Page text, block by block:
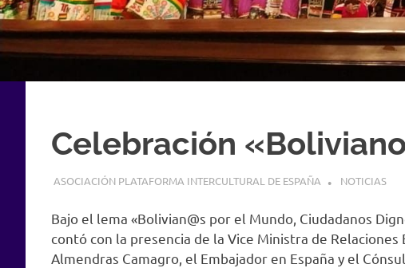
Celebración
22 JUNIO, 2019
ASOCIACIÓN PLATAFORMA INTERCULTURAL DE ESPAÑA NOTICIAS
Bajo el lema «Bolivian@s por el Mundo, Ciudadanos
contó con la presencia de la Vice Ministra de
Almendras Camagro, el Embajador en España y el